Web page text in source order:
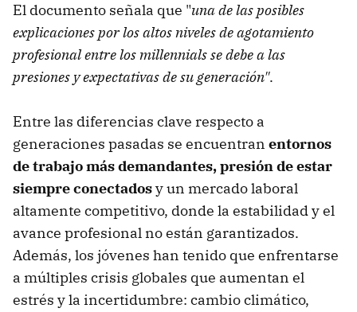
El documento señala que "una de las posibles
explicaciones por los altos niveles de agotamiento
profesional entre los millennials se debe a las
presiones y expectativas de su generación".
Entre las diferencias clave respecto a
generaciones pasadas se encuentran entornos
de trabajo más demandantes, presión de estar
siempre conectadosy un mercado laboral
altamente competitivo, donde la estabilidad y el
avance profesional no están garantizados.
Además, los jóvenes han tenido que enfrentarse
a múltiples crisis globales que aumentan el
estrés y la incertidumbre: cambio climático,